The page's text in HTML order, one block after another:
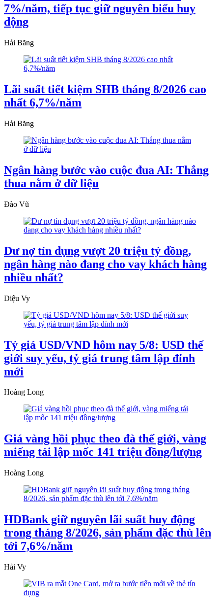
7%/năm, tiếp tục giữ nguyên biểu huy
động
Hải Băng
Lãi suất tiết kiệm SHB tháng 8/2026 cao
nhất 6,7%/năm
Hải Băng
Ngân hàng bước vào cuộc đua AI: Thắng
thua nằm ở dữ liệu
Đào Vũ
Dư nợ tín dụng vượt 20 triệu tỷ đồng,
ngân hàng nào đang cho vay khách hàng
nhiều nhất?
Diệu Vy
Tỷ giá USD/VND hôm nay 5/8: USD thế
giới suy yếu, tỷ giá trung tâm lập đỉnh
mới
Hoàng Long
Giá vàng hồi phục theo đà thế giới, vàng
miếng tái lập mốc 141 triệu đồng/lượng
Hoàng Long
HDBank giữ nguyên lãi suất huy động
trong tháng 8/2026, sản phẩm đặc thù lên
tới 7,6%/năm
Hải Vy